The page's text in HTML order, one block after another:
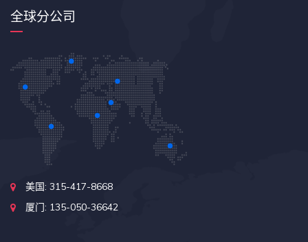
全球分公司
美国: 315-417-8668
厦门: 135-050-36642